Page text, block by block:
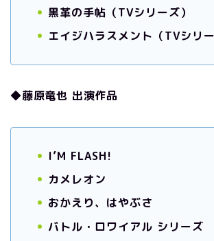
黒革の手帖（TVシリーズ）
エイジハラスメント（TVシリー
◆藤原竜也 出演作品
I’M FLASH!
カメレオン
おかえり、はやぶさ
バトル・ロワイアル シリーズ